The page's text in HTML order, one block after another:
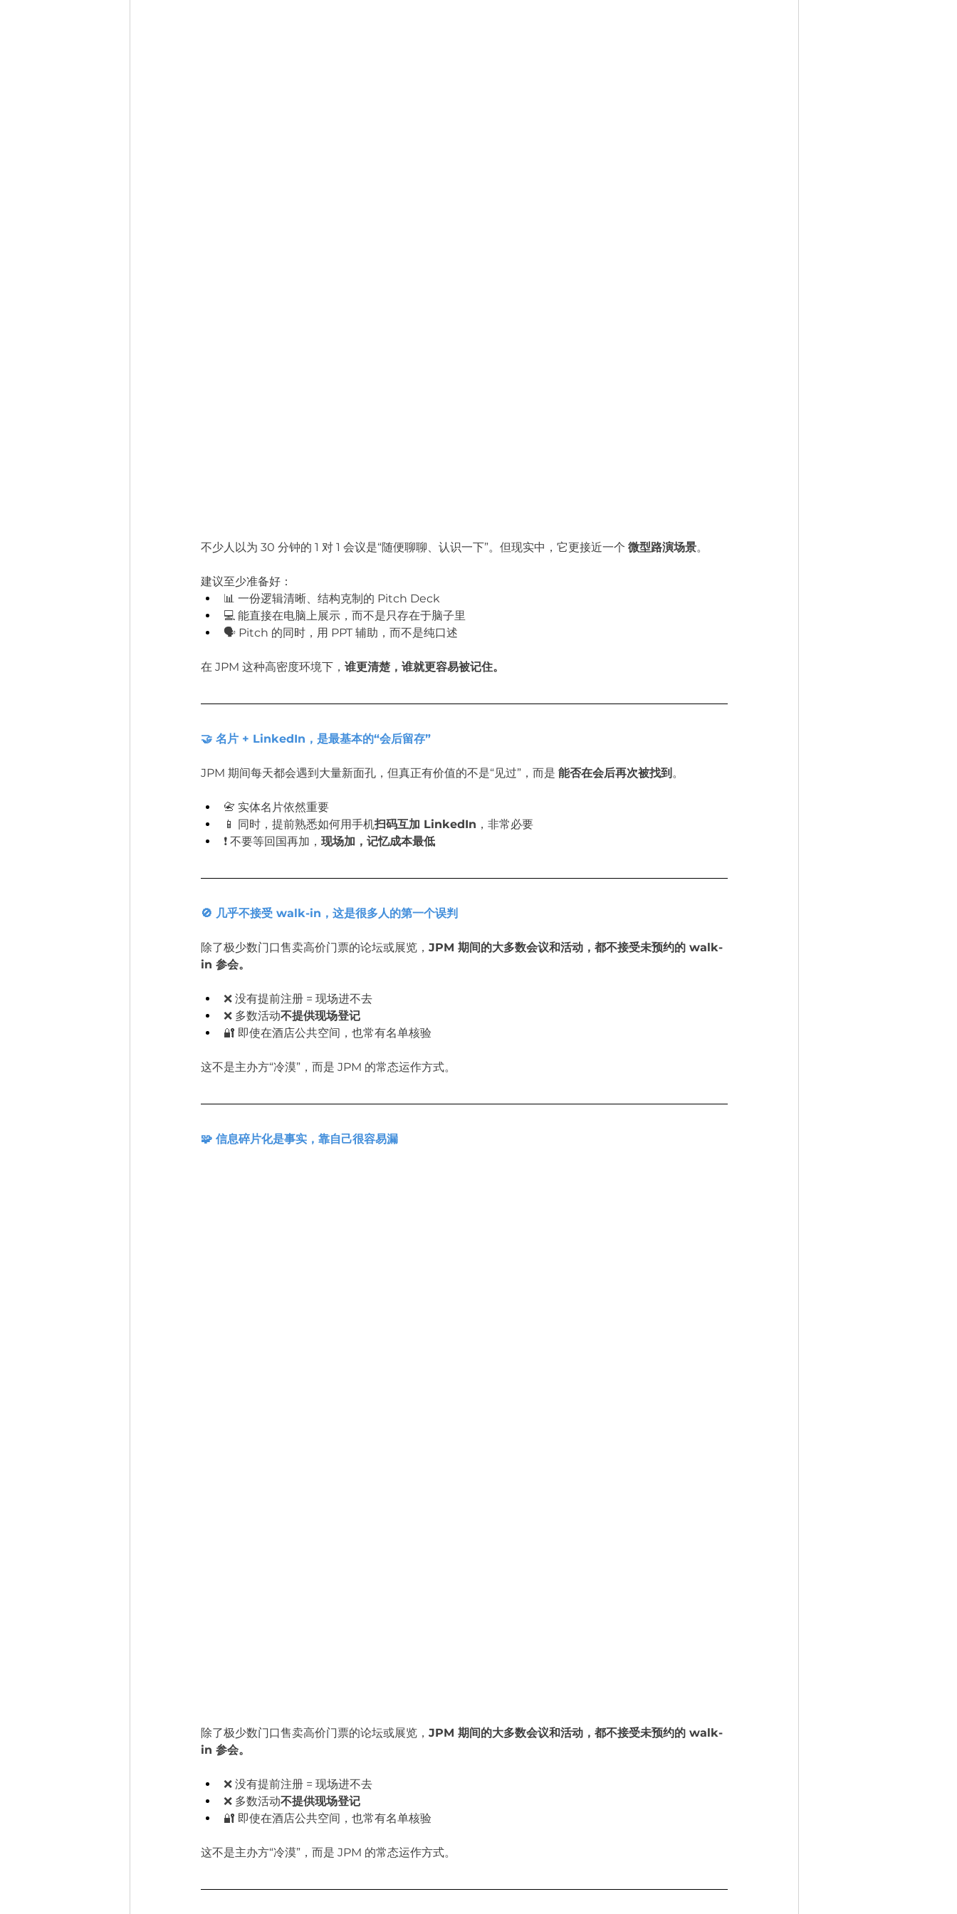
不少人以为 30 分钟的 1 对 1 会议是“随便聊聊、认识一下”。但现实中，它更接近一个 微型路演场景。
建议至少准备好：
📊 一份逻辑清晰、结构克制的 Pitch Deck
💻 能直接在电脑上展示，而不是只存在于脑子里
🗣️ Pitch 的同时，用 PPT 辅助，而不是纯口述
在 JPM 这种高密度环境下， 谁更清楚，谁就更容易被记住。
🤝 名片 + LinkedIn，是最基本的“会后留存”
JPM 期间每天都会遇到大量新面孔，但真正有价值的不是“见过”，而是 能否在会后再次被找到 。
📇 实体名片依然重要
📱 同时，提前熟悉如何用手机扫码互加 LinkedIn ，非常必要
❗ 不要等回国再加， 现场加，记忆成本最低
🚫 几乎不接受 walk-in，这是很多人的第一个误判
除了极少数门口售卖高价门票的论坛或展览， JPM 期间的大多数会议和活动，都不接受未预约的 walk-
in 参会。
❌ 没有提前注册 = 现场进不去
❌ 多数活动不提供现场登记
🔐 即使在酒店公共空间，也常有名单核验
这不是主办方“冷漠”，而是 JPM 的常态运作方式。
🧩 信息碎片化是事实，靠自己很容易漏
除了极少数门口售卖高价门票的论坛或展览， JPM 期间的大多数会议和活动，都不接受未预约的 walk-
in 参会。
❌ 没有提前注册 = 现场进不去
❌ 多数活动不提供现场登记
🔐 即使在酒店公共空间，也常有名单核验
这不是主办方“冷漠”，而是 JPM 的常态运作方式。